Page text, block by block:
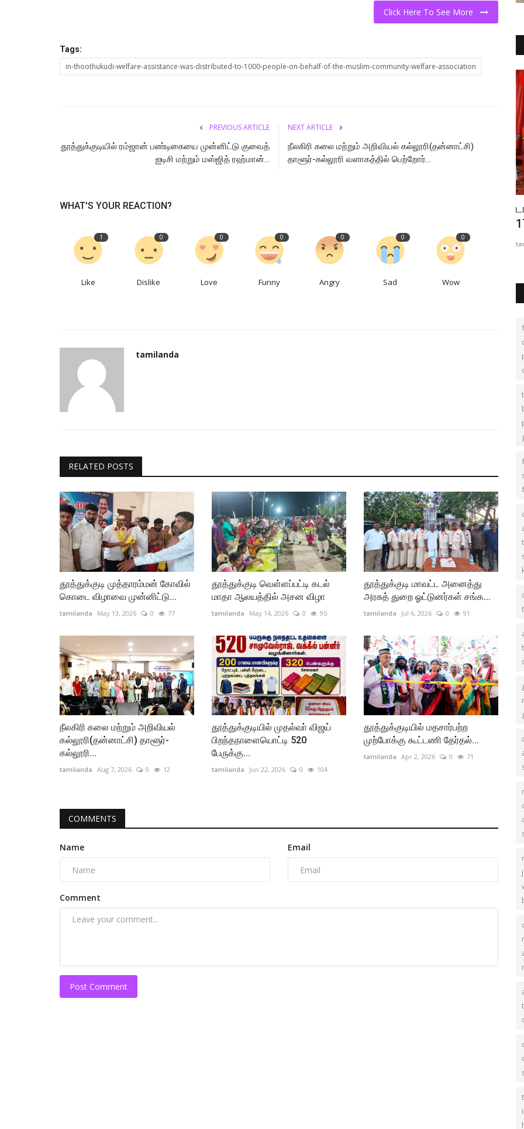
Click Here To See More
Tags:
in-thoothukudi-welfare-assistance-was-distributed-to-1000-people-on-behalf-of-the-muslim-community-welfare-association
PREVIOUS ARTICLE
தூத்துக்குடியில் ரம்ஜான் பண்டிகையை முன்னிட்டு குவைத்
ஐடிசி மற்றும் மஸ்ஜித் ரஹ்மான்...
NEXT ARTICLE
நீலகிரி கலை மற்றும் அறிவியல் கல்லூரி(தன்னாட்சி)
தாளூர்-கல்லூரி வளாகத்தில் பெற்றோர்...
WHAT'S YOUR REACTION?
1
Like
0
Dislike
0
Love
0
Funny
0
Angry
0
Sad
0
Wow
tamilanda
RELATED POSTS
தூத்துக்குடி முத்தாரம்மன் கோவில்
கொடை விழாவை முன்னிட்டு...
tamilanda May 13, 2026 0 77
தூத்துக்குடி வௌ்ளப்பட்டி கடல்
மாதா ஆலயத்தில் அசன விழா
tamilanda May 14, 2026 0 95
தூத்துக்குடி மாவட்ட அனைத்து
அரசுத் துறை ஓட்டுனர்கள் சங்க...
tamilanda Jul 6, 2026 0 91
நீலகிரி கலை மற்றும் அறிவியல்
கல்லூரி(தன்னாட்சி) தாளூர்-
கல்லூரி...
tamilanda Aug 7, 2026 0 12
தூத்துக்குடியில் முதல்வா் விஜய்
பிறந்தநாளையொட்டி 520
பேருக்கு...
tamilanda Jun 22, 2026 0 104
தூத்துக்குடியில் மதசார்பற்ற
முற்போக்கு கூட்டணி தேர்தல்...
tamilanda Apr 2, 2026 0 71
COMMENTS
Name Email
Comment
Post Comment
தவெக அரசு ஜனநாயகத்தை காலில் போட்டு
tamilanda Jul 21, 2026 78 tamilanda Aug 7, 2026